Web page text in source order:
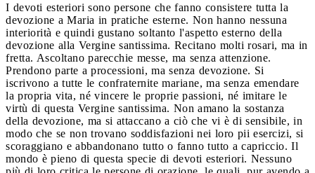
I devoti esteriori sono persone che fanno consistere tutta la
devozione a Maria in pratiche esterne. Non hanno nessuna
interiorità e quindi gustano soltanto l'aspetto esterno della
devozione alla Vergine santissima. Recitano molti rosari, ma in
fretta. Ascoltano parecchie messe, ma senza attenzione.
Prendono parte a processioni, ma senza devozione. Si
iscrivono a tutte le confraternite mariane, ma senza emendare
la propria vita, né vincere le proprie passioni, né imitare le
virtù di questa Vergine santissima. Non amano la sostanza
della devozione, ma si attaccano a ciò che vi è di sensibile, in
modo che se non trovano soddisfazioni nei loro pii esercizi, si
scoraggiano e abbandonano tutto o fanno tutto a capriccio. Il
mondo è pieno di questa specie di devoti esteriori. Nessuno